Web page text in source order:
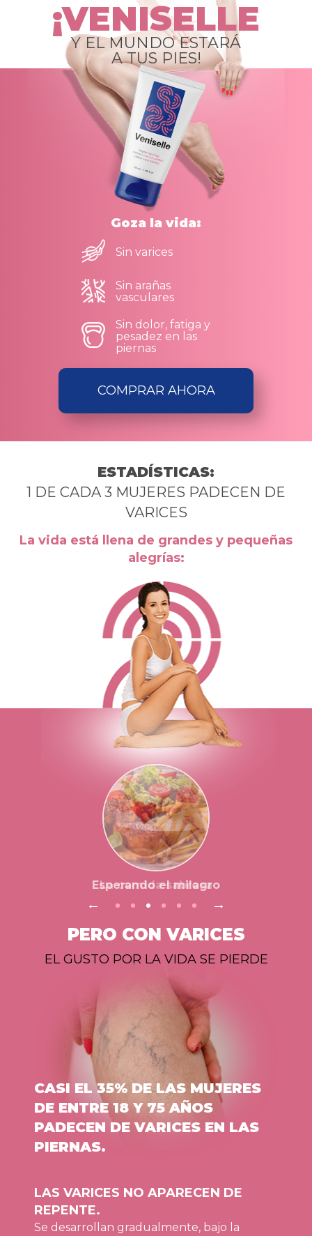
¡VENISELLE
Y EL MUNDO ESTARÁ
A TUS PIES!
Goza la vida:
Sin varices
Sin arañas
vasculares
Sin dolor, fatiga y
pesadez en las
piernas
COMPRAR AHORA
ESTADÍSTICAS:
1 DE CADA 3 MUJERES PADECEN DE
VARICES
La vida está llena de grandes y pequeñas
alegrías:
La comida sabrosa
PERO CON VARICES
EL GUSTO POR LA VIDA SE PIERDE
CASI EL 35% DE LAS MUJERES
DE ENTRE 18 Y 75 AÑOS
PADECEN DE VARICES EN LAS
PIERNAS.
LAS VARICES NO APARECEN DE
REPENTE.
Se desarrollan gradualmente, bajo la